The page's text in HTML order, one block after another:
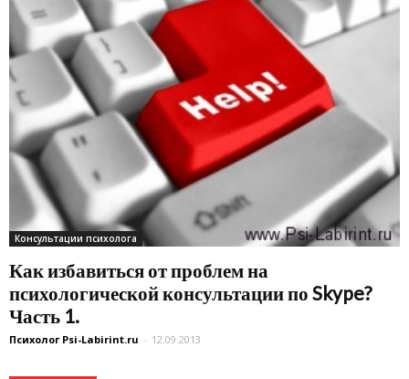
Консультации психолога
Как избавиться от проблем на
психологической консультации по Skype?
Часть 1.
Психолог Psi-Labirint.ru - 12.09.2013